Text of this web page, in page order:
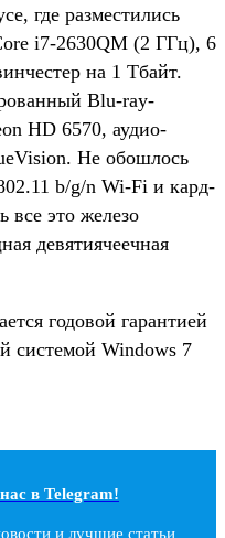
где разместились
i7-2630QM (2 ГГц), 6
на 1 Тбайт.
Blu-ray-
HD 6570, аудио-
Не обошлось
b/g/n Wi-Fi и кард-
все это железо
девятиячеечная
годовой гарантией
системой Windows 7
в Telegram!
и лучшие статьи